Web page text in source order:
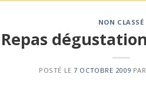
NON CLASSÉ
Repas
POSTÉ LE7 OCTOBRE 2009 PAR